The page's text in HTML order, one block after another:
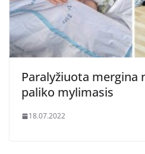
Paralyžiuota mergina
paliko mylimasis
18.07.2022